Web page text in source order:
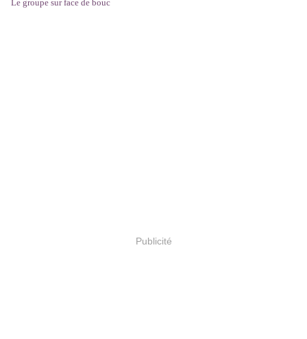
Le groupe sur face de bouc
Publicité